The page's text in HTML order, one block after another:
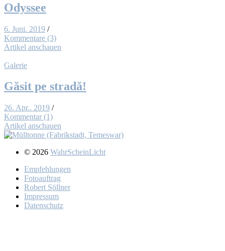
Odys­see
6. Juni. 2019 /
Kommentare (3)
Artikel anschauen
Galerie
Gă­sit pe stra­dă!
26. Apr.. 2019 /
Kommentar (1)
Artikel anschauen
© 2026 WahrScheinLicht
Emp­feh­lun­gen
Fo­to­auf­trag
Ro­bert Söll­ner
Im­pres­sum
Da­ten­schutz